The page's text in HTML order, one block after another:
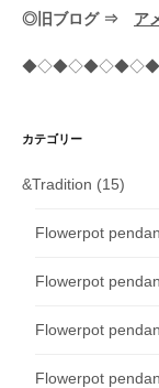
◎旧ブログ ⇒ ア
カテゴリー
&Tradition (15)
Flowerpot
Flowerpot
Flowerpot
Flowerpot